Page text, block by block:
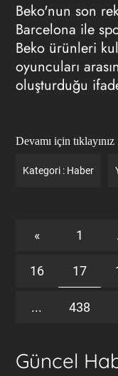
Beko'nun son
Barcelona ile
Beko ürünleri
oyuncuları
oluşturduğu
Devamı için tıklayınız
Kategori : Haber
« 1
16 17
... 438
Güncel